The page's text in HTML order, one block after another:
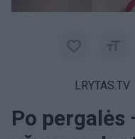
LRYTAS.TV
Po pergalės